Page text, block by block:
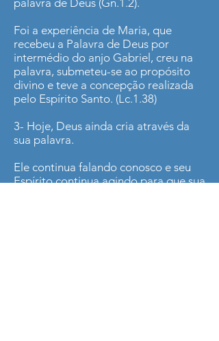
palavra de Deus (Gn.1.2).
Foi a experiência de Maria, que
recebeu a Palavra de Deus por
intermédio do anjo Gabriel, creu na
palavra, submeteu-se ao propósito
divino e teve a concepção realizada
pelo Espírito Santo. (Lc.1.38)
3- Hoje, Deus ainda cria através da
sua palavra.
Ele continua falando conosco e seu
Espírito continua agindo para que sua